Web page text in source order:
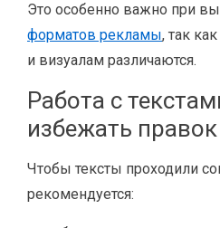
Это особенно важно при
форматов рекламы, так
и визуалам различаются.
Работа с
избежать правок
Чтобы тексты проходили
рекомендуется: